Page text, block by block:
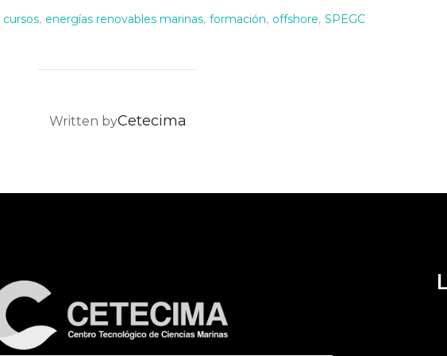
cursos, energías renovables marinas, formación, offshore, SPEGC
POST AUTHOR
Written byCetecima